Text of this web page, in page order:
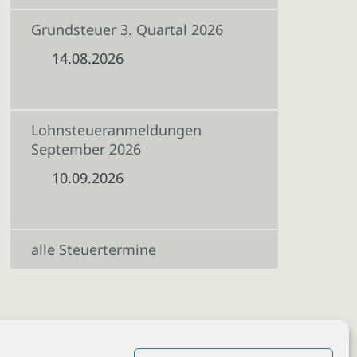
Grundsteuer 3. Quartal 2026
14.08.2026
Lohnsteueranmeldungen
September 2026
10.09.2026
alle Steuertermine